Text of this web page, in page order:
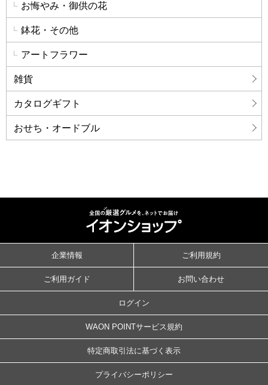
お悔やみ・御供の花
鉢花・その他
アートフラワー
雑貨
カタログギフト
おせち・オードブル
企業情報 ご利用規約
ご利用ガイド お問い合わせ
ログイン
WAON POINTサービス規約
特定商取引法に基づく表示
プライバシーポリシー